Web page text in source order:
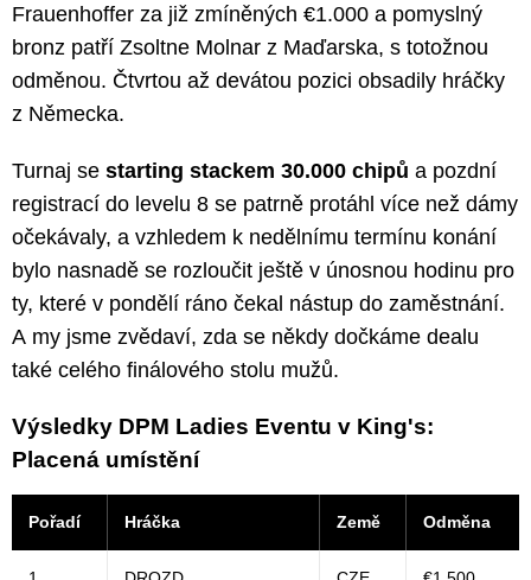
Frauenhoffer za již zmíněných €1.000 a pomyslný
bronz patří Zsoltne Molnar z Maďarska, s totožnou
odměnou. Čtvrtou až devátou pozici obsadily hráčky
z Německa.
Turnaj se starting stackem 30.000 chipů a pozdní
registrací do levelu 8 se patrně protáhl více než dámy
očekávaly, a vzhledem k nedělnímu termínu konání
bylo nasnadě se rozloučit ještě v únosnou hodinu pro
ty, které v pondělí ráno čekal nástup do zaměstnání.
A my jsme zvědaví, zda se někdy dočkáme dealu
také celého finálového stolu mužů.
Výsledky DPM Ladies Eventu v King's:
Placená umístění
Pořadí Hráčka Země Odměna